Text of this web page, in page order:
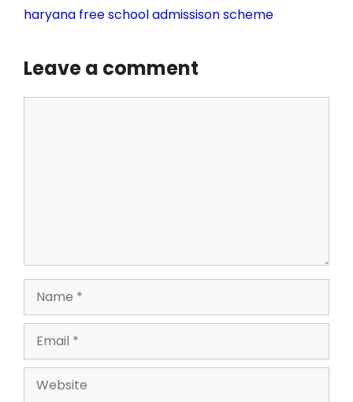
o
k
p m n
haryana free school admissison scheme
Leave a comment